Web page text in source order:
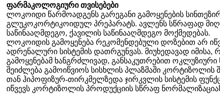
ფარმაკოლოგიური თვისებები
ლოკოიდი წარმოადგენს გარეგანი გამოყენების
გლუკოკორტიკოიდულ პრეპარატს. ავლენს სწრაფად
საწინააღმდეგო, ქავილის საწინააღმდეგო მოქმედებას.
ლოკოიდის გამოყენება რეკომენდებული დოზებით არ
ადრენალური სისტემის დათრგუნვას. მიუხედავად
გამოყენებამ ხანგრძლივად, განსაკუთრებით ოკლუზიური
შეიძლება გამოიწვიოს სისხლის პლაზმაში კორტიზოლის
თან ჰიპოფიზურ-თირკმელზედა ჯირკვლის სისტემის
იწვევს კორტიზოლის პროდუქციის სწრაფ